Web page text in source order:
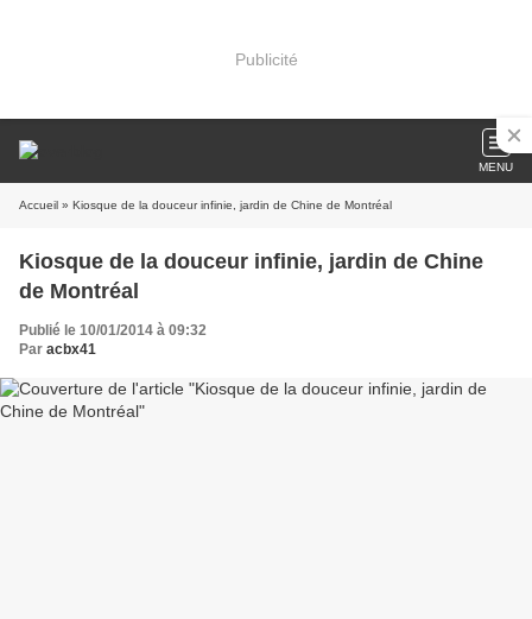
Publicité
MENU
Accueil » Kiosque de la douceur infinie, jardin de Chine de Montréal
Kiosque de la douceur infinie, jardin de Chine
de Montréal
Publié le 10/01/2014 à 09:32
Par acbx41